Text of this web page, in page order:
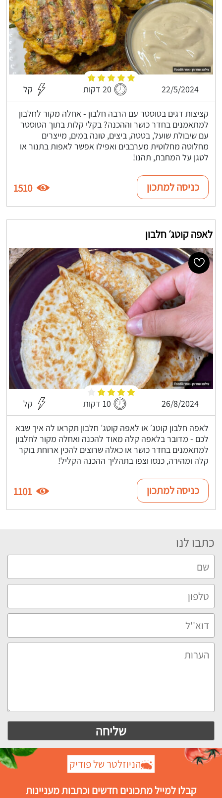
22/5/2024 20 דקות קל
קציצות דגים בטוסטר עם הרבה חלבון - אחלה מקור לחלבון
למתאמנים בחדר כושר וההכנה? בקלי קלות בתוך הטוסטר
עם שיבולת שועל, בטטה, ביצים, טונה במים, מייצרים
מחלוטה מחלוטית מערבבים ואפילו אפשר לאפות בתנור או
לטגן על המחבת, תהנו!
כניסה למתכון 1510
לאפה קוטג׳ חלבון
26/8/2024 10 דקות קל
לאפה חלבון קוטג׳ או לאפה קוטג׳ חלבון תקראו לה איך שבא
לכם - מדובר בלאפה קלה מאוד להכנה ואחלה מקור לחלבון
למתאמנים בחדר כושר או כאלה שרוצים להכין ארוחת בוקר
קלה ומהירה, כנסו וצפו בתהליך ההכנה הקליל!
כניסה למתכון 1101
כתבו לנו
הניוזלטר של פודיק
קבלו למייל מתכונים חדשים וכתבות מעניינות